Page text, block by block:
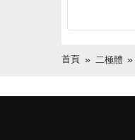
首頁 二極體